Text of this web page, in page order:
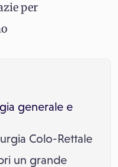
per
generale e
Colo-Rettale
un grande